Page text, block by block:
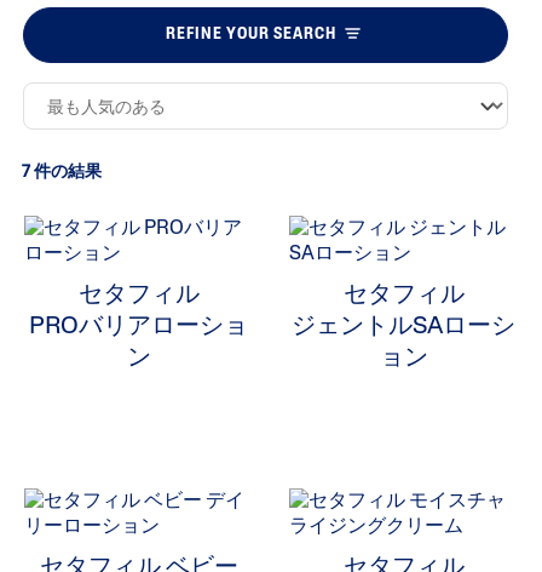
REFINE YOUR SEARCH
ALL FILTERS
7 件の結果
セタフィル
PROバリアローショ
ン
セタフィル
ジェントルSAローシ
ョン